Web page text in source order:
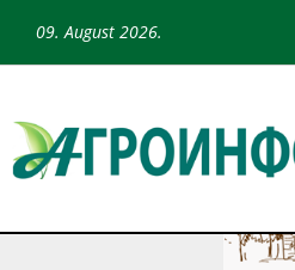
09. August 2026.